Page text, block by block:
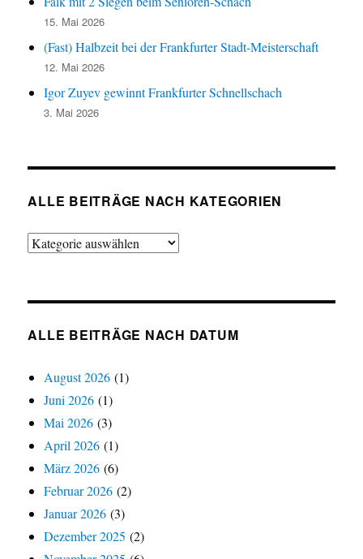
15. Mai 2026
(Fast) Halbzeit bei der Frankfurter Stadt-Meisterschaft
12. Mai 2026
Igor Zuyev gewinnt Frankfurter Schnellschach
3. Mai 2026
ALLE BEITRÄGE NACH KATEGORIEN
Alle
ALLE BEITRÄGE NACH DATUM
August 2026 (1)
Juni 2026 (1)
Mai 2026 (3)
April 2026 (1)
März 2026 (6)
Februar 2026 (2)
Januar 2026 (3)
Dezember 2025 (2)